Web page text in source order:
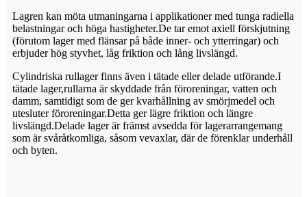
Lagren kan möta utmaningarna i applikationer med tunga radiella
belastningar och höga hastigheter.De tar emot axiell förskjutning
(förutom lager med flänsar på både inner- och ytterringar) och
erbjuder hög styvhet, låg friktion och lång livslängd.
Cylindriska rullager finns även i tätade eller delade utförande.I
tätade lager,rullarna är skyddade från föroreningar, vatten och
damm, samtidigt som de ger kvarhållning av smörjmedel och
utesluter föroreningar.Detta ger lägre friktion och längre
livslängd.Delade lager är främst avsedda för lagerarrangemang
som är svåråtkomliga, såsom vevaxlar, där de förenklar underhåll
och byten.